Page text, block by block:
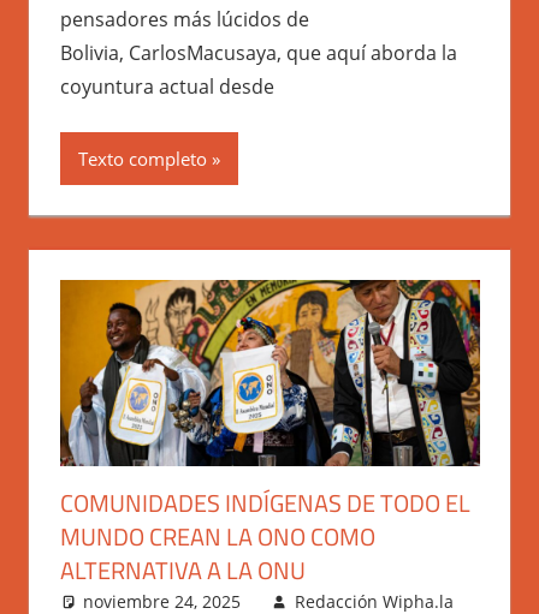
pensadores más lúcidos de
Bolivia, CarlosMacusaya, que aquí aborda la
coyuntura actual desde
Texto completo
COMUNIDADES INDÍGENAS DE TODO EL
MUNDO CREAN LA ONO COMO
ALTERNATIVA A LA ONU
noviembre 24, 2025
Redacción Wipha.la